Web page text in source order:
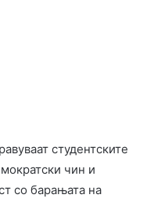
студентските
чин и
со барањата на